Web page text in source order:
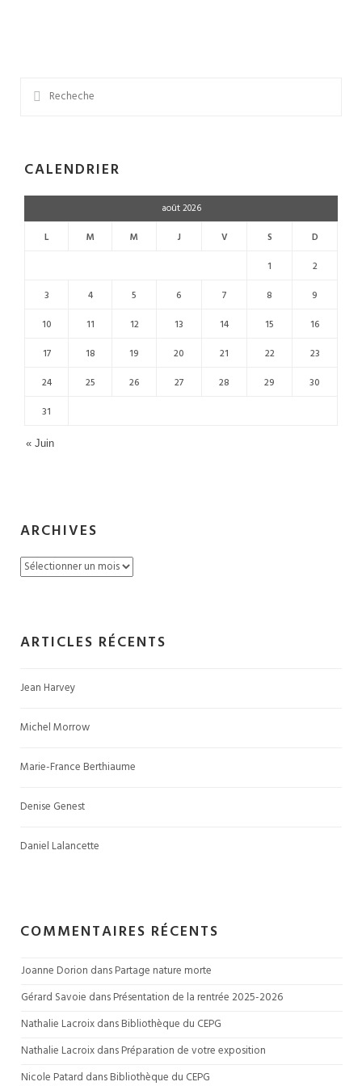
Concours 2026-2027
CALENDRIER
août 2026
L
M M J V S
D
1
2
3
4 5 6 7 8
9
10
11 12 13 14 15
16
17
18 19 20 21 22
23
24
25 26 27 28 29
30
31
« Juin
ARCHIVES
Archives
ARTICLES RÉCENTS
Jean Harvey
Michel Morrow
Marie-France Berthiaume
Denise Genest
Daniel Lalancette
COMMENTAIRES RÉCENTS
Joanne Dorion dans Partage nature morte
Gérard Savoie dans Présentation de la rentrée 2025-2026
Nathalie Lacroix dans Bibliothèque du CEPG
Nathalie Lacroix dans Préparation de votre exposition
Nicole Patard dans Bibliothèque du CEPG